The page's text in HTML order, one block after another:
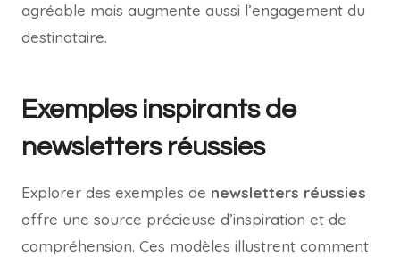
agréable mais augmente aussi l’engagement du
destinataire.
Exemples inspirants de
newsletters réussies
Explorer des exemples de newsletters réussies
offre une source précieuse d’inspiration et de
compréhension. Ces modèles illustrent comment